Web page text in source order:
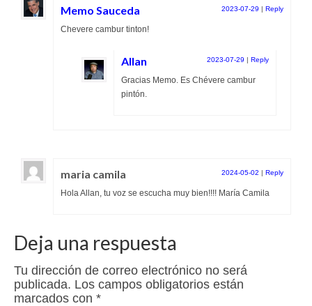
Memo Sauceda 2023-07-29 | Reply
Chevere cambur tinton!
Allan 2023-07-29 | Reply
Gracias Memo. Es Chévere cambur
pintón.
maria camila 2024-05-02 | Reply
Hola Allan, tu voz se escucha muy bien!!!! María Camila
Deja una respuesta
Tu dirección de correo electrónico no será
publicada. Los campos obligatorios están
marcados con *